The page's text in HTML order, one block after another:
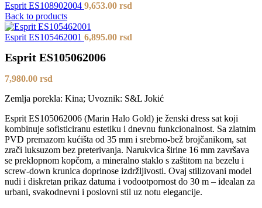
Esprit ES108902004 9,653.00 rsd
Back to products
Esprit ES105462001 6,895.00 rsd
Esprit ES105062006
7,980.00 rsd
Zemlja porekla: Kina; Uvoznik: S&L Jokić
Esprit ES105062006 (Marin Halo Gold) je ženski dress sat koji
kombinuje sofisticiranu estetiku i dnevnu funkcionalnost. Sa zlatnim
PVD premazom kućišta od 35 mm i srebrno-bež brojčanikom, sat
zrači luksuzom bez preterivanja. Narukvica širine 16 mm završava
se preklopnom kopčom, a mineralno staklo s zaštitom na bezelu i
screw-down krunica doprinose izdržljivosti. Ovaj stilizovani model
nudi i diskretan prikaz datuma i vodootpornost do 30 m – idealan za
urbani, svakodnevni i poslovni stil uz notu elegancije.